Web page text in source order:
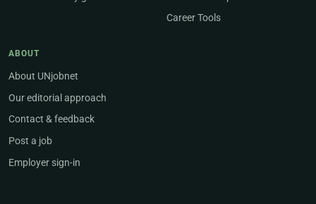
Career Tools
ABOUT
About UNjobnet
Our editorial approach
Contact & feedback
Post a job
Employer sign-in